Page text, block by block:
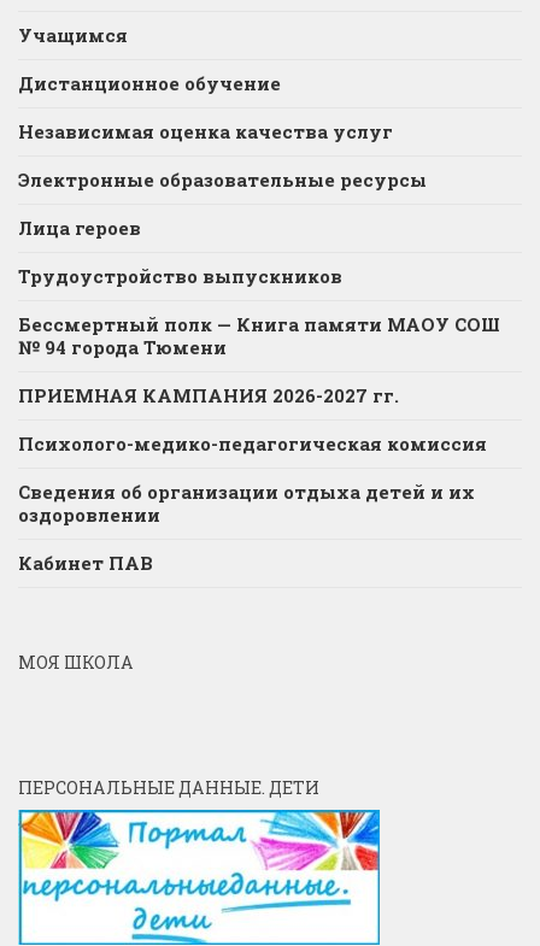
Учащимся
Дистанционное обучение
Независимая оценка качества услуг
Электронные образовательные ресурсы
Лица героев
Трудоустройство выпускников
Бессмертный полк — Книга памяти МАОУ СОШ
№ 94 города Тюмени
ПРИЕМНАЯ КАМПАНИЯ 2026-2027 гг.
Психолого-медико-педагогическая комиссия
Сведения об организации отдыха детей и их
оздоровлении
Кабинет ПАВ
МОЯ ШКОЛА
ПЕРСОНАЛЬНЫЕ ДАННЫЕ. ДЕТИ